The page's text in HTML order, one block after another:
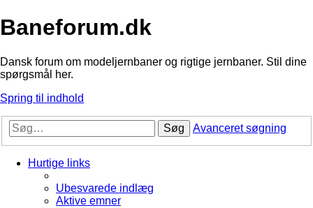
Baneforum.dk
Dansk forum om modeljernbaner og rigtige jernbaner. Stil dine
spørgsmål her.
Spring til indhold
Søg Avanceret søgning
Hurtige links
Ubesvarede indlæg
Aktive emner